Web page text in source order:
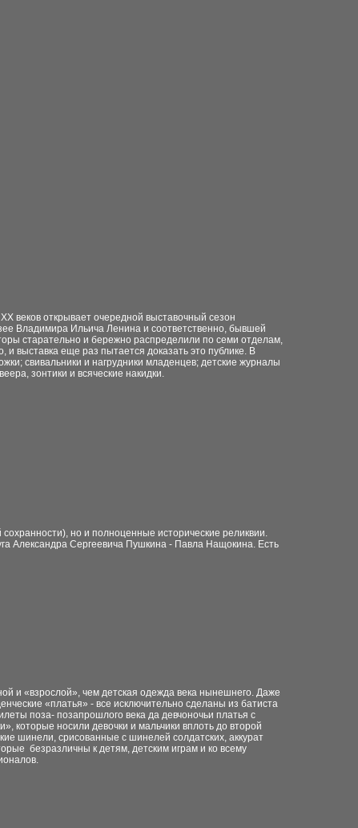
веков открывает очередной выставочный сезон
Владимира Ильича Ленина и соответственно, бывшей
старательно и бережно распределили по семи отделам,
и выставка еще раз пытается доказать это публике. В
свивальники и нагрудники младенцев; детские журналы
зонтики и всяческие накидки.
но и полноценные исторические реликвии.
Александра Сергеевича Пушкина - Павла Нащокина. Есть
и «взрослой», чем детская одежда века нынешнего. Даже
«платья» - все исключительно сделаны из батиста
поза- позапрошлого века да девчоночьи платья с
которые носили девочки и мальчики вплоть до второй
шинели, срисованные с шинелей солдатских, аккурат
безразличны к детям, детским играм и ко всему